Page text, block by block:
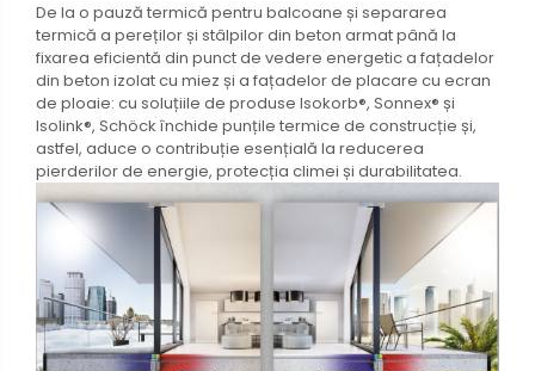
De la o pauză termică pentru balcoane și separarea
termică a pereților și stâlpilor din beton armat până la
fixarea eficientă din punct de vedere energetic a fațadelor
din beton izolat cu miez și a fațadelor de placare cu ecran
de ploaie: cu soluțiile de produse Isokorb®, Sonnex® și
Isolink®, Schöck închide punțile termice de construcție și,
astfel, aduce o contribuție esențială la reducerea
pierderilor de energie, protecția climei și durabilitatea.